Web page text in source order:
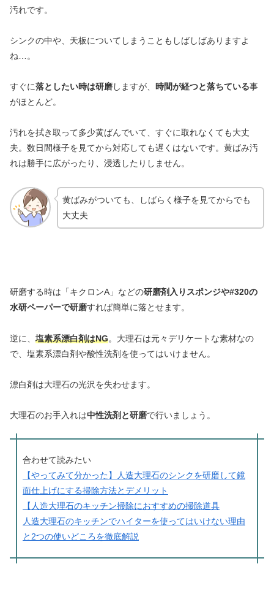
汚れです。
シンクの中や、天板についてしまうこともしばしばありますよ
ね…。
すぐに落としたい時は研磨しますが、 時間が経つと落ちている事
がほとんど。
汚れを拭き取って多少黄ばんでいて、すぐに取れなくても大丈
夫。数日間様子を見てから対応しても遅くはないです。黄ばみ汚
れは勝手に広がったり、浸透したりしません。
黄ばみがついても、しばらく様子を見てからでも
大丈夫
研磨する時は「キクロンA」などの研磨剤入りスポンジや#320の
水研ペーパーで研磨すれば簡単に落とせます。
逆に、 塩素系漂白剤はNG。大理石は元々デリケートな素材なの
で、塩素系漂白剤や酸性洗剤を使ってはいけません。
漂白剤は大理石の光沢を失わせます。
大理石のお手入れは中性洗剤と研磨で行いましょう。
合わせて読みたい
【やってみて分かった】人造大理石のシンクを研磨して鏡
面仕上げにする掃除方法とデメリット
【人造大理石のキッチン掃除におすすめの掃除道具
人造大理石のキッチンでハイターを使ってはいけない理由
と2つの使いどころを徹底解説